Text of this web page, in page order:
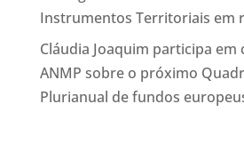
Instrumentos Territoriais em
Cláudia Joaquim participa em
ANMP sobre o próximo
Plurianual de fundos